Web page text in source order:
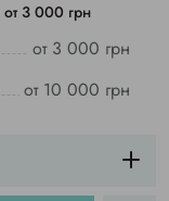
3 000 грн
от 3 000 грн
от 10 000 грн